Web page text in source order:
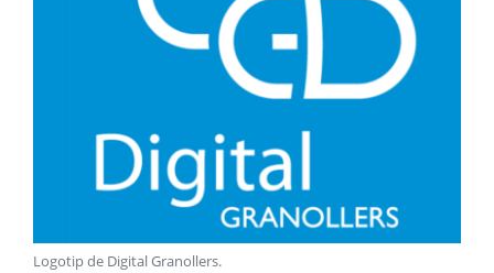
Logotip de Digital Granollers.